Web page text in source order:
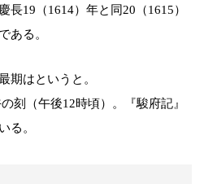
長19（1614）年と同20（1615）
ある。
期はというと。
刻（午後12時頃）。『駿府記』
る。